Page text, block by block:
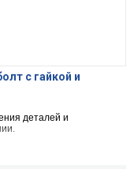
с гайкой и
деталей и